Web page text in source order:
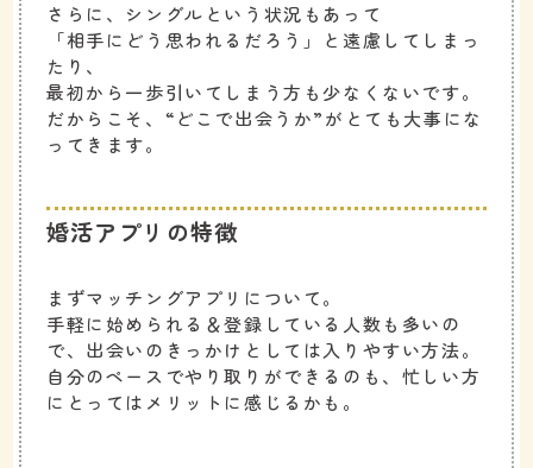
さらに、シングルという状況もあって
「相手にどう思われるだろう」と遠慮してしまっ
たり、
最初から一歩引いてしまう方も少なくないです。
だからこそ、“どこで出会うか”がとても大事にな
ってきます。
婚活アプリの特徴
まずマッチングアプリについて。
手軽に始められる＆登録している人数も多いの
で、出会いのきっかけとしては入りやすい方法。
自分のペースでやり取りができるのも、忙しい方
にとってはメリットに感じるかも。